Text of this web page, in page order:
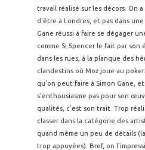
travail réalisé sur les décors. On
d’être à Londres, et pas dans
Gane réussi à faire se dégager
comme Si Spencer le fait par son
dans les rues, à la planque des
clandestins où Moz joue au
qu’on peut faire à Simon Gane,
s’enthousiasme pas pour son
qualités, c’est son trait. Trop
classer dans la catégorie des
quand même un peu de détails
trop appuyées). Bref, on